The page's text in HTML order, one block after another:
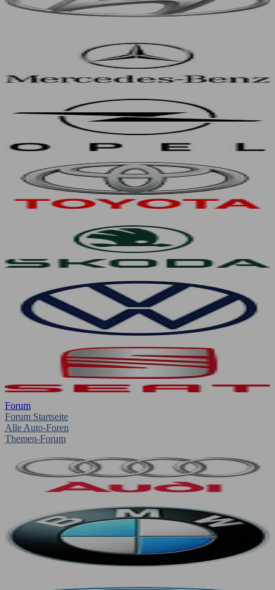
Forum
Forum Startseite
Alle Auto-Foren
Themen-Forum